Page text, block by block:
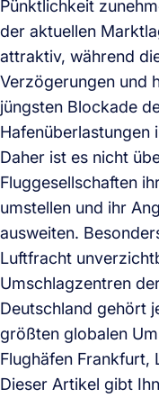
Pünktlichkeit
der aktuellen
attraktiv, während
Verzögerungen und
jüngsten Blockade
Hafenüberlastungen
Daher ist es nicht
Fluggesellschaften
umstellen und ihr
ausweiten.
Luftfracht
Umschlagzentren
Deutschland gehört
größten globalen
Flughäfen Frankfurt,
Dieser Artikel gibt